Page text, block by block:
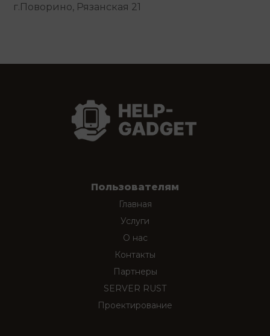
г.Поворино, Рязанская 21
Пользователям
Главная
Услуги
О нас
Контакты
Партнеры
SERVER RUST
Проектирование